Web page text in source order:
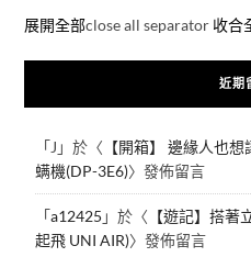
展開全部close all separator 收合
近期
「J 」於〈 【開箱】 邊緣人也
螨機(DP-3E6)〉發佈留言
「a12425 」於〈 【遊記】搭
起飛 UNI AIR)〉發佈留言